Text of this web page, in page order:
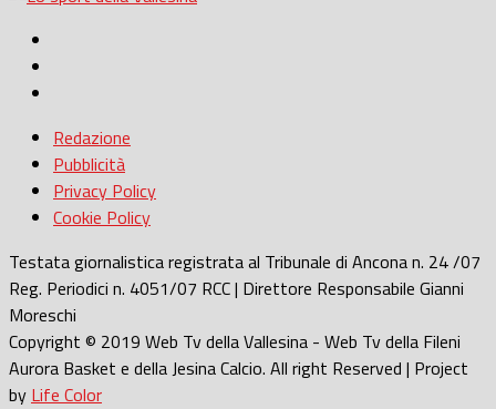
Redazione
Pubblicità
Privacy Policy
Cookie Policy
Testata giornalistica registrata al Tribunale di Ancona n. 24 /07
Reg. Periodici n. 4051/07 RCC | Direttore Responsabile Gianni
Moreschi
Copyright © 2019 Web Tv della Vallesina - Web Tv della Fileni
Aurora Basket e della Jesina Calcio. All right Reserved | Project
by Life Color